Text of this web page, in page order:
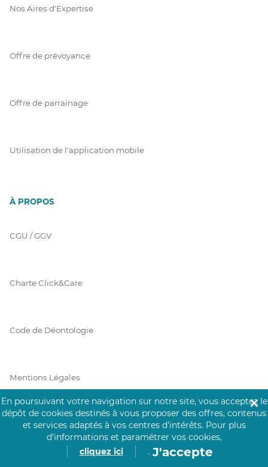
Nos Aires d'Expertise
Offre de prévoyance
Offre de parrainage
Utilisation de l'application mobile
À PROPOS
CGU / GGV
Charte Click&Care
Code de Déontologie
Mentions Légales
Prérequis Click&Care
En poursuivant votre navigation sur notre site, vous acceptez le
dépôt de cookies destinés à vous proposer des offres, contenus
et services adaptés à vos centres d’intérêts. Pour plus
d’informations et paramétrer vos cookies,
cliquez ici
. J'accepte
✕